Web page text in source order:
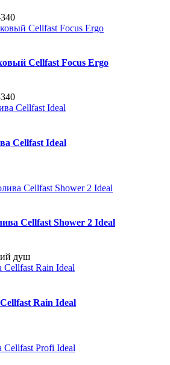
Cellfast Focus Ergo
Cellfast Ideal
Cellfast Shower 2 Ideal
душ
Rain Ideal